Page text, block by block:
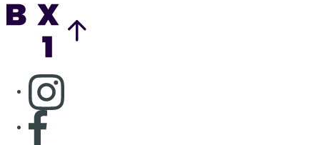
Consulter page Instagram
Consulter page Facebook